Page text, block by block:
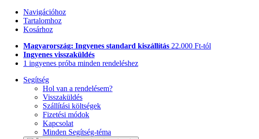
Navigációhoz
Tartalomhoz
Kosárhoz
Magyarország: Ingyenes standard kiszállítás 22.000 Ft-tól
Ingyenes visszaküldés
1 ingyenes próba minden rendeléshez
Segítség
Hol van a rendelésem?
Visszaküldés
Szállítási költségek
Fizetési módok
Kapcsolat
Minden Segítség-téma